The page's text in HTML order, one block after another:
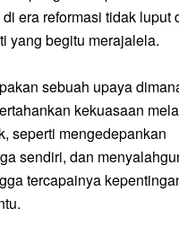
era reformasi tidak luput
yang begitu merajalela.
sebuah upaya
kekuasaan
seperti mengedepankan
sendiri, dan
tercapainya